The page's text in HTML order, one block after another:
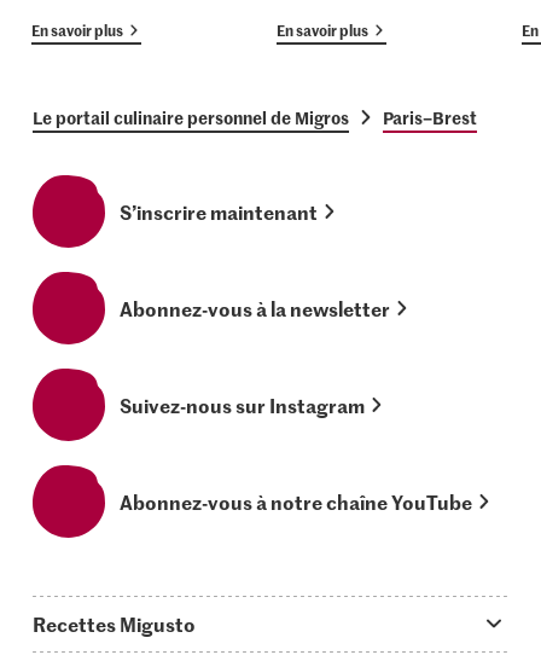
En savoir plus En savoir plus
Le portail culinaire personnel de Migros Paris–Brest
S’inscrire maintenant
Abonnez-vous à la newsletter
Suivez-nous sur Instagram
Abonnez-vous à notre chaîne YouTube
Recettes Migusto